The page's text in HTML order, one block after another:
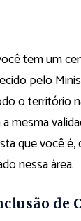
tem um
pelo
o território
mesma
que você
nessa área.
de